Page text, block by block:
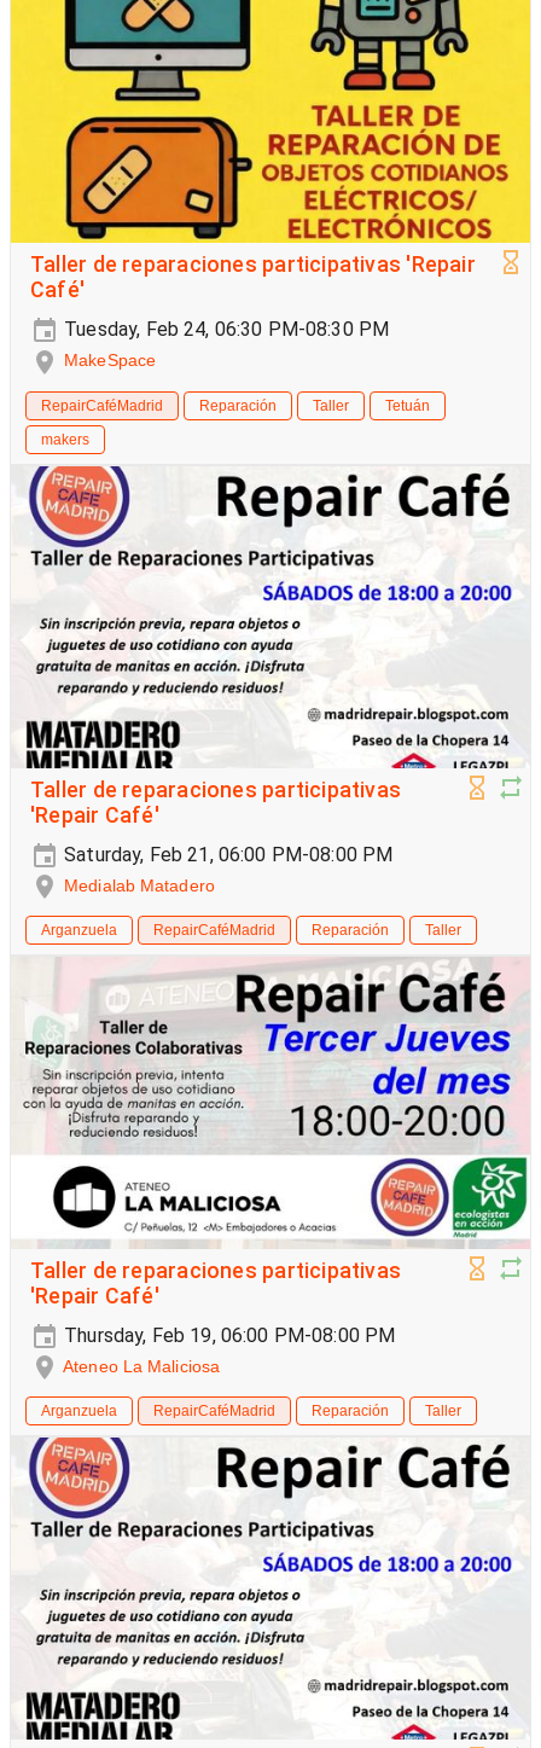
Taller de reparaciones participativas 'Repair
Café'
Tuesday, Feb 24, 06:30 PM-08:30 PM
MakeSpace
RepairCaféMadrid Reparación Taller
Tetuán
makers
Taller de reparaciones participativas
'Repair Café'
Saturday, Feb 21, 06:00 PM-08:00 PM
Medialab Matadero
Arganzuela RepairCaféMadrid Reparación Taller
Taller de reparaciones participativas
'Repair Café'
Thursday, Feb 19, 06:00 PM-08:00 PM
Ateneo La Maliciosa
Arganzuela RepairCaféMadrid Reparación Taller